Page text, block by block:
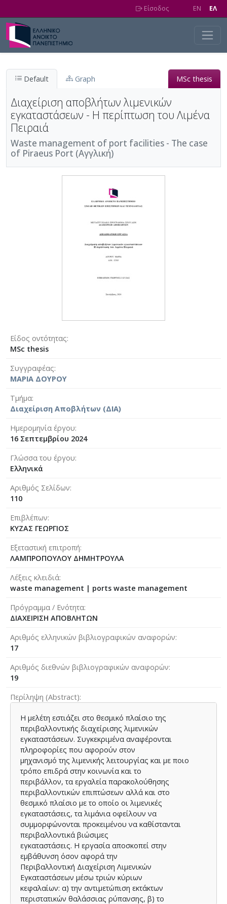
Είσοδος EN EΛ
Default Graph MSc thesis
Διαχείριση αποβλήτων λιμενικών
εγκαταστάσεων - Η περίπτωση του Λιμένα
Πειραιά
Waste management of port facilities - The case
of Piraeus Port (Αγγλική)
Είδος οντότητας
MSc thesis
Συγγραφέας
ΜΑΡΙΑ ΔΟΥΡΟΥ
Τμήμα
Διαχείριση Αποβλήτων (ΔΙΑ)
Ημερομηνία έργου
16 Σεπτεμβρίου 2024
Γλώσσα του έργου
Ελληνικά
Αριθμός Σελίδων
110
Επιβλέπων
ΚΥΖΑΣ ΓΕΩΡΓΙΟΣ
Εξεταστική επιτροπή
ΛΑΜΠΡΟΠΟΥΛΟΥ ΔΗΜΗΤΡΟΥΛΑ
Λέξεις κλειδιά
waste management | ports waste management
Πρόγραμμα / Ενότητα
ΔΙΑΧΕΙΡΙΣΗ ΑΠΟΒΛΗΤΩΝ
Αριθμός ελληνικών βιβλιογραφικών αναφορών
17
Αριθμός διεθνών βιβλιογραφικών αναφορών
19
Περίληψη (Abstract)
Η μελέτη εστιάζει στο θεσμικό πλαίσιο της
περιβαλλοντικής διαχείρισης λιμενικών
εγκαταστάσεων. Συγκεκριμένα αναφέρονται
πληροφορίες που αφορούν στον
μηχανισμό της λιμενικής λειτουργίας και με ποιο
τρόπο επιδρά στην κοινωνία και το
περιβάλλον, τα εργαλεία παρακολούθησης
περιβαλλοντικών επιπτώσεων αλλά και στο
θεσμικό πλαίσιο με το οποίο οι λιμενικές
εγκαταστάσεις, τα λιμάνια οφείλουν να
συμμορφώνονται προκειμένου να καθίστανται
περιβαλλοντικά βιώσιμες
εγκαταστάσεις. Η εργασία αποσκοπεί στην
εμβάθυνση όσον αφορά την
Περιβαλλοντική Διαχείριση Λιμενικών
Εγκαταστάσεων μέσω τριών κύριων
κεφαλαίων: α) την αντιμετώπιση εκτάκτων
περιστατικών θαλάσσιας ρύπανσης, β) το